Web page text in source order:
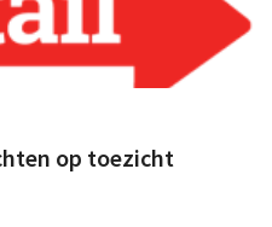
op toezicht